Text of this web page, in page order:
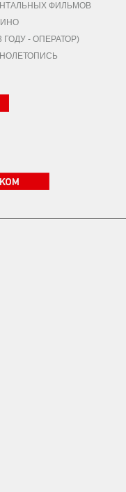
ФИЛЬМОВ
- ОПЕРАТОР)